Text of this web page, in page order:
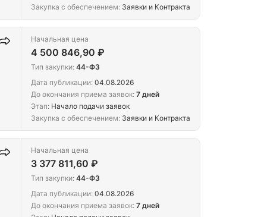
Закупка с обеспечением: Заявки и Контракта
Начальная цена
4 500 846,90 ₽
Тип закупки: 44-ФЗ
Дата публикации: 04.08.2026
До окончания приема заявок: 7 дней
Этап: Начало подачи заявок
Закупка с обеспечением: Заявки и Контракта
Начальная цена
3 377 811,60 ₽
Тип закупки: 44-ФЗ
Дата публикации: 04.08.2026
До окончания приема заявок: 7 дней